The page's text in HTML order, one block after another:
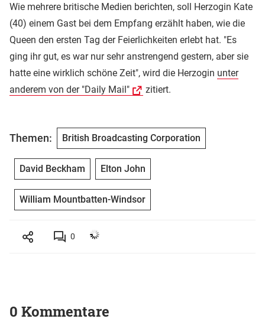
Wie mehrere britische Medien berichten, soll Herzogin Kate
(40) einem Gast bei dem Empfang erzählt haben, wie die
Queen den ersten Tag der Feierlichkeiten erlebt hat. "Es
ging ihr gut, es war nur sehr anstrengend gestern, aber sie
hatte eine wirklich schöne Zeit", wird die Herzogin unter
anderem von der "Daily Mail"
zitiert.
Themen: British Broadcasting Corporation
David Beckham Elton John
William Mountbatten-Windsor
0
0 Kommentare